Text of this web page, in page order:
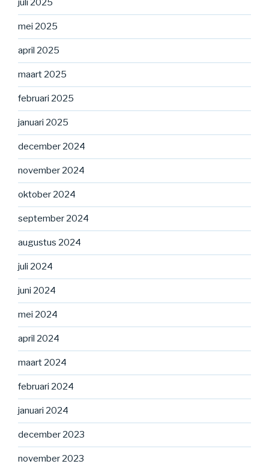
juli 2025
mei 2025
april 2025
maart 2025
februari 2025
januari 2025
december 2024
november 2024
oktober 2024
september 2024
augustus 2024
juli 2024
juni 2024
mei 2024
april 2024
maart 2024
februari 2024
januari 2024
december 2023
november 2023